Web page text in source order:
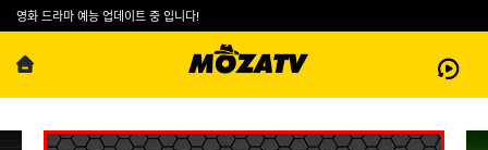
영화 드라마 예능 업데이트 중 입니다!